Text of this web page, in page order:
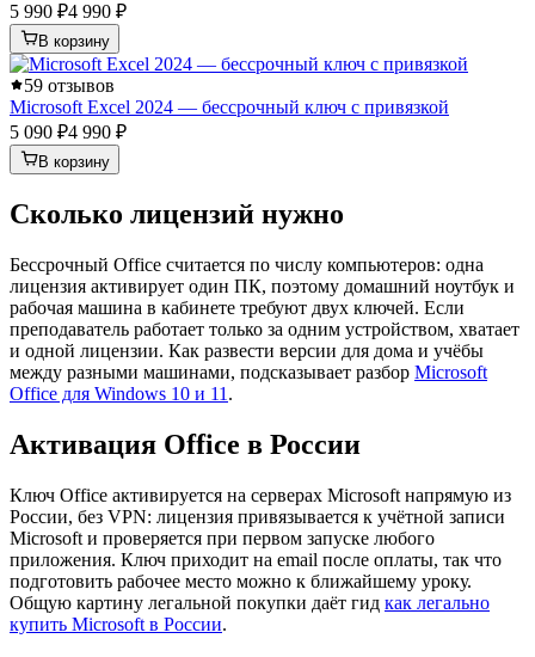
5 990 ₽4 990 ₽
В корзину
59 отзывов
Microsoft Excel 2024 — бессрочный ключ с привязкой
5 090 ₽4 990 ₽
В корзину
Сколько лицензий нужно
Бессрочный Office считается по числу компьютеров: одна
лицензия активирует один ПК, поэтому домашний ноутбук и
рабочая машина в кабинете требуют двух ключей. Если
преподаватель работает только за одним устройством, хватает
и одной лицензии. Как развести версии для дома и учёбы
между разными машинами, подсказывает разбор Microsoft
Office для Windows 10 и 11 .
Активация Office в России
Ключ Office активируется на серверах Microsoft напрямую из
России, без VPN: лицензия привязывается к учётной записи
Microsoft и проверяется при первом запуске любого
приложения. Ключ приходит на email после оплаты, так что
подготовить рабочее место можно к ближайшему уроку.
Общую картину легальной покупки даёт гид как легально
купить Microsoft в России.